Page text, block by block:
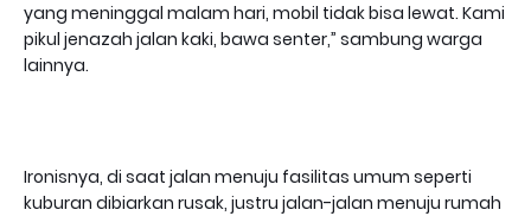
yang meninggal malam hari, mobil tidak bisa lewat. Kami
pikul jenazah jalan kaki, bawa senter,” sambung warga
lainnya.
Ironisnya, di saat jalan menuju fasilitas umum seperti
kuburan dibiarkan rusak, justru jalan-jalan menuju rumah